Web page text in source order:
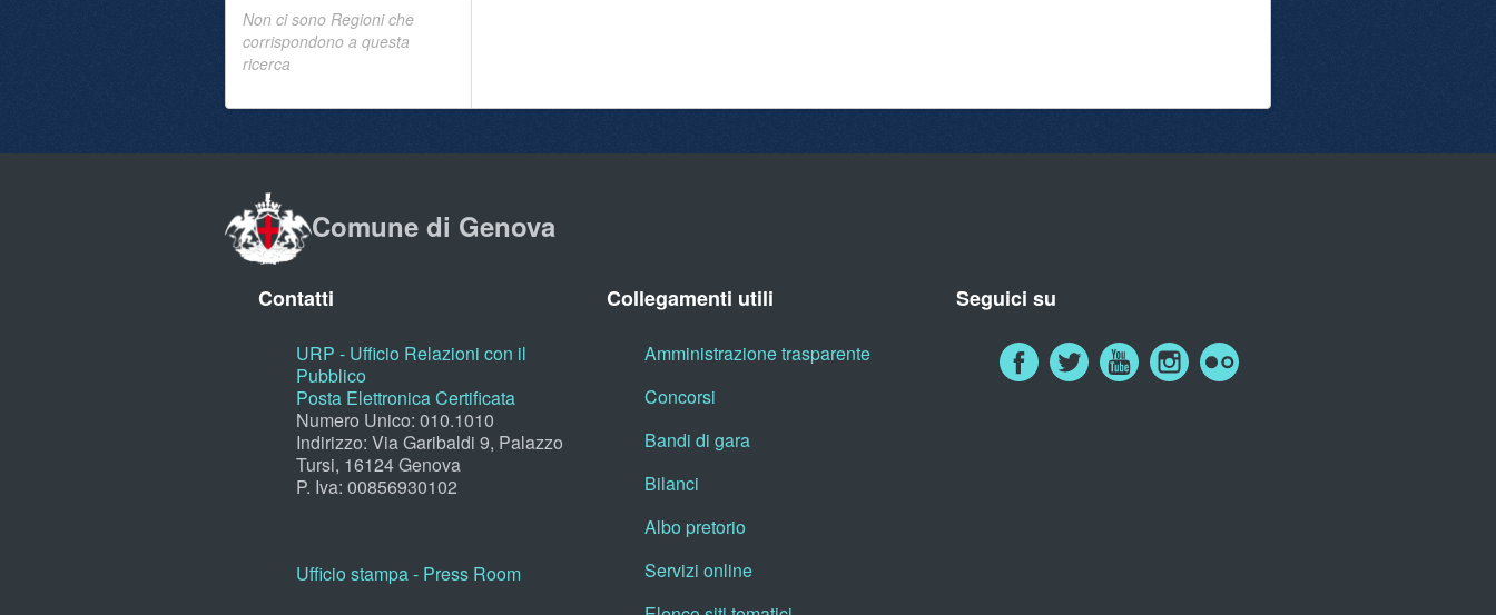
Non ci sono Regioni che
corrispondono a questa
ricerca
Comune di Genova
Contatti
URP - Ufficio Relazioni con il
Pubblico
Posta Elettronica Certificata
Numero Unico: 010.1010
Indirizzo: Via Garibaldi 9, Palazzo
Tursi, 16124 Genova
P. Iva: 00856930102
Ufficio stampa - Press Room
Collegamenti utili
Amministrazione trasparente
Concorsi
Bandi di gara
Bilanci
Albo pretorio
Servizi online
Seguici su